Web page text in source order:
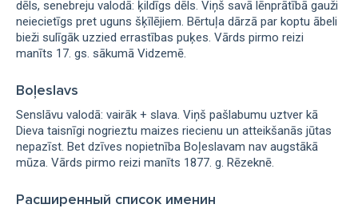
dēls, senebreju valodā: ķildīgs dēls. Viņš savā lēnprātībā gauži
neiecietīgs pret uguns šķīlējiem. Bērtuļa dārzā par koptu ābeli
bieži sulīgāk uzzied errastības puķes. Vārds pirmo reizi
manīts 17. gs. sākumā Vidzemē.
Boļeslavs
Senslāvu valodā: vairāk + slava. Viņš pašlabumu uztver kā
Dieva taisnīgi nogrieztu maizes riecienu un atteikšanās jūtas
nepazīst. Bet dzīves nopietnība Boļeslavam nav augstākā
mūza. Vārds pirmo reizi manīts 1877. g. Rēzeknē.
Расширенный список именин